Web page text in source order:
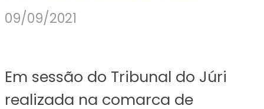
09/09/2021
Em sessão do Tribunal do Júri
realizada na comarca de